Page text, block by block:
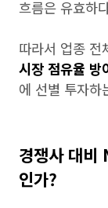
흐름은 유효하
따라서 업종 전
시장 점유율 방
에 선별 투자하
경쟁사 대비
인가?